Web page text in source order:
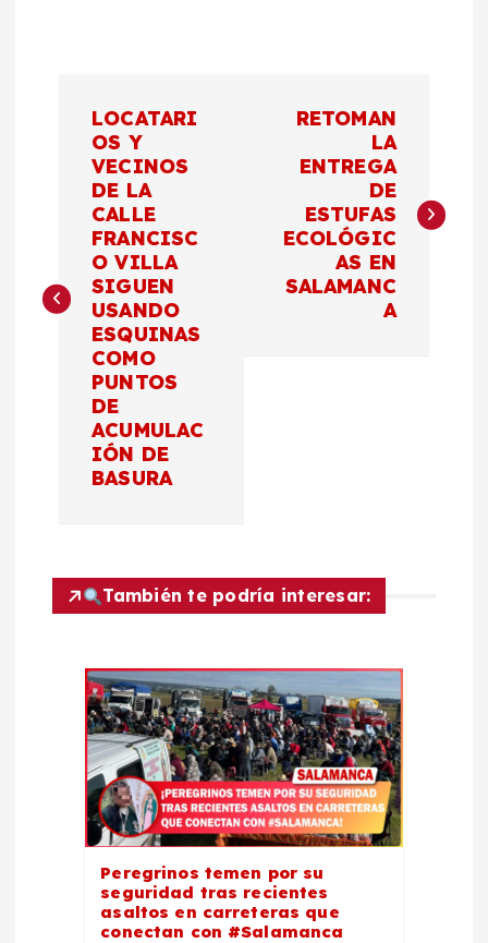
g
n
LOCATARI
OS Y
VECINOS
DE LA
CALLE
FRANCISC
O VILLA
SIGUEN
USANDO
ESQUINAS
COMO
PUNTOS
DE
ACUMULAC
IÓN DE
BASURA
RETOMAN
LA
ENTREGA
DE
ESTUFAS
ECOLÓGIC
AS EN
SALAMANC
A
También te podría interesar:
Peregrinos temen por su
seguridad tras recientes
asaltos en carreteras que
conectan con #Salamanca